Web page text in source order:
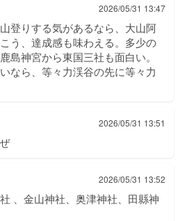
2026/05/31 13:47
登りする気があるなら、大山阿
う、達成感も味わえる。多少の
島神宮から東国三社も面白い。
なら、等々力渓谷の先に等々力
2026/05/31 13:51
2026/05/31 13:52
、金山神社、奥津神社、田縣神